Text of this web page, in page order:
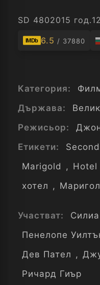
SD 4802015 год.
IMDb 6.5 / 37880
Категория:
Държава:
Режисьор:
Етикети:
Second
Marigold , Hotel
хотел ,
Участват:
Пенелопе
Дев Пател ,
Ричард Гиър